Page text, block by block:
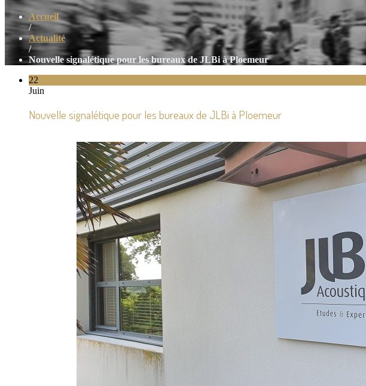
Accueil
/
Actualité
/
Nouvelle signalétique pour les bureaux de JLBi à Ploemeur
22
Juin
Nouvelle signalétique pour les bureaux de JLBi à Ploemeur